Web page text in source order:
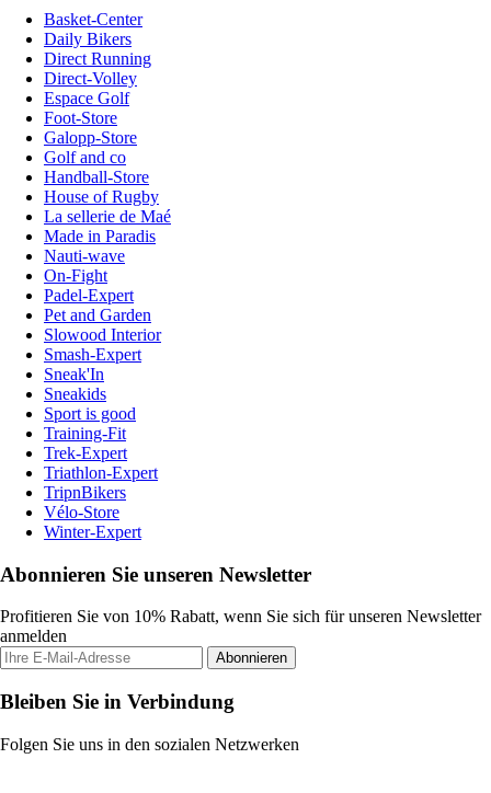
Basket-Center
Daily Bikers
Direct Running
Direct-Volley
Espace Golf
Foot-Store
Galopp-Store
Golf and co
Handball-Store
House of Rugby
La sellerie de Maé
Made in Paradis
Nauti-wave
On-Fight
Padel-Expert
Pet and Garden
Slowood Interior
Smash-Expert
Sneak'In
Sneakids
Sport is good
Training-Fit
Trek-Expert
Triathlon-Expert
TripnBikers
Vélo-Store
Winter-Expert
Abonnieren Sie unseren Newsletter
Profitieren Sie von 10% Rabatt, wenn Sie sich für unseren Newsletter
anmelden
Abonnieren
Bleiben Sie in Verbindung
Folgen Sie uns in den sozialen Netzwerken